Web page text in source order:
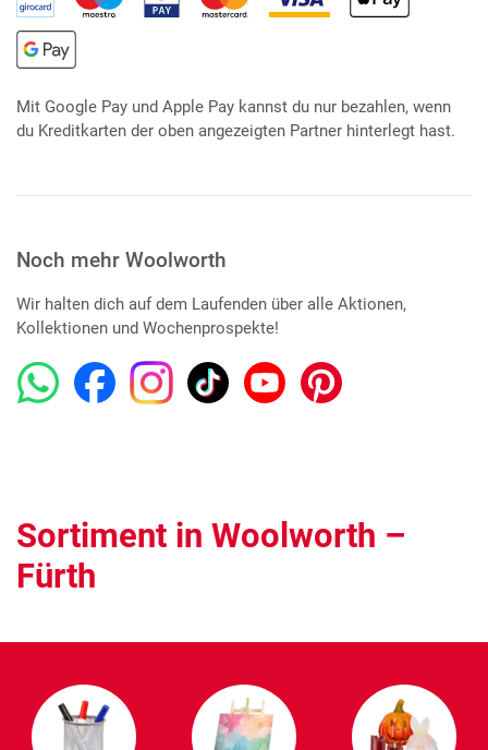
Mit Google Pay und Apple Pay kannst du nur bezahlen, wenn
du Kreditkarten der oben angezeigten Partner hinterlegt hast.
Noch mehr Woolworth
Wir halten dich auf dem Laufenden über alle Aktionen,
Kollektionen und Wochenprospekte!
Sortiment in Woolworth –
Fürth